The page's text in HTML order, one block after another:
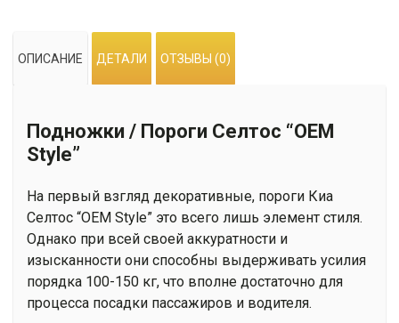
Style"
ОПИСАНИЕ ДЕТАЛИ ОТЗЫВЫ (0)
Подножки / Пороги Селтос “OEM
Style”
На первый взгляд декоративные, пороги Киа
Селтос “OEM Style” это всего лишь элемент стиля.
Однако при всей своей аккуратности и
изысканности они способны выдерживать усилия
порядка 100-150 кг, что вполне достаточно для
процесса посадки пассажиров и водителя.